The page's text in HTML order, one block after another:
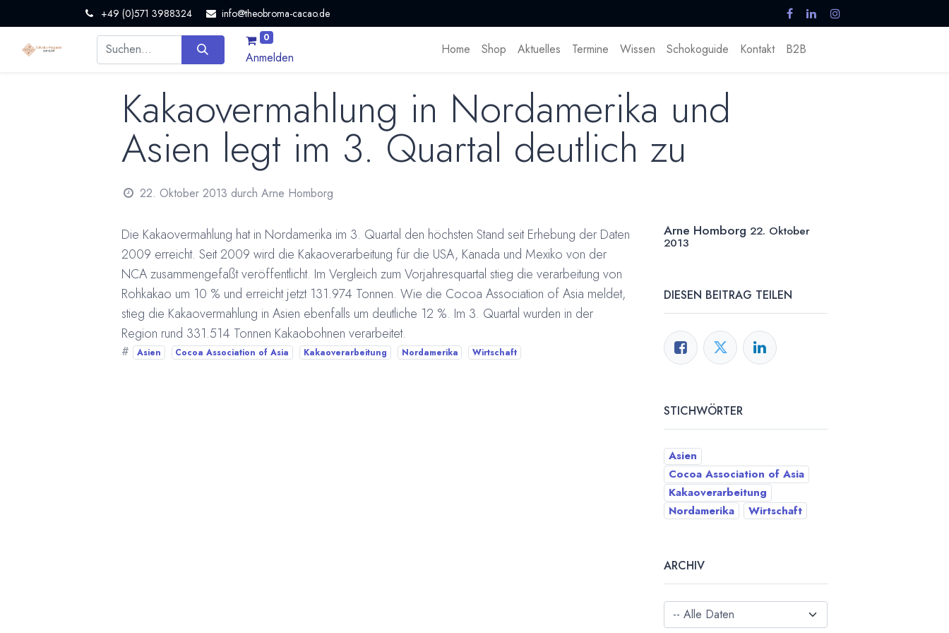
+49 (0)571 3988324 info@theobroma-cacao.de
0
Anmelden
Home Shop Aktuelles Termine Wissen Schokoguide Kontakt B2B
Kakaovermahlung in Nordamerika und
Asien legt im 3. Quartal deutlich zu
22. Oktober 2013 durch Arne Homborg
Die Kakaovermahlung hat in Nordamerika im 3. Quartal den höchsten Stand seit Erhebung der Daten
2009 erreicht. Seit 2009 wird die Kakaoverarbeitung für die USA, Kanada und Mexiko von der
NCA zusammengefaßt veröffentlicht. Im Vergleich zum Vorjahresquartal stieg die verarbeitung von
Rohkakao um 10 % und erreicht jetzt 131.974 Tonnen. Wie die Cocoa Association of Asia meldet,
stieg die Kakaovermahlung in Asien ebenfalls um deutliche 12 %. Im 3. Quartal wurden in der
Region rund 331.514 Tonnen Kakaobohnen verarbeitet.
# Asien Cocoa Association of Asia Kakaoverarbeitung Nordamerika Wirtschaft
Arne Homborg 22. Oktober
2013
DIESEN BEITRAG TEILEN
STICHWÖRTER
Asien
Cocoa Association of Asia
Kakaoverarbeitung
Nordamerika
Wirtschaft
ARCHIV